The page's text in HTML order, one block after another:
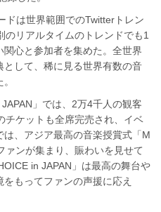
ドは世界範囲でのTwitterトレン
のリアルタイムのトレンドでも1
心と参加者を集めた。全世界
して、稀に見る世界有数の音
JAPAN」では、2万4千人の観客
チケットも全席完売され、イベ
、アジア最高の音楽授賞式「M
ァンが集まり、賑わいを見せて
in JAPAN」は最高の舞台や
もってファンの声援に応え